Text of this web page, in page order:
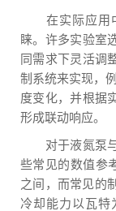
在实际应用中
睐。许多实验室
同需求下灵活调
制系统来实现，
度变化，并根据
形成联动响应。
对于液氮泵与
些常见的数值参
之间，而常见的
冷却能力以瓦特